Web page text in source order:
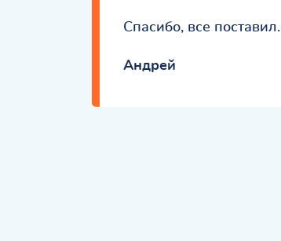
Спасибо, все поставил.
Андрей